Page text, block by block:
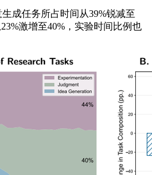
任务所占时间从39%锐减至
激增至40%，实验时间比例也